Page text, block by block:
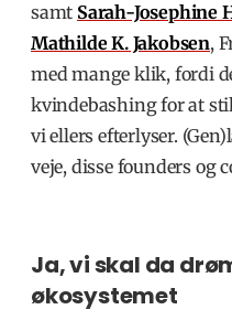
samt Sarah-Josephine
Mathilde K. Jakobsen,
med mange klik, fordi
kvindebashing for at
vi ellers efterlyser.
veje, disse founders og
Ja, vi skal da
økosystemet